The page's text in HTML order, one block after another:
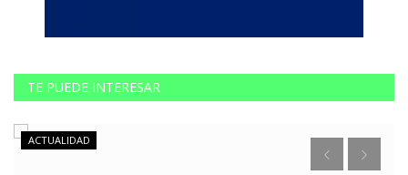
TE PUEDE INTERESAR
ACTUALIDAD